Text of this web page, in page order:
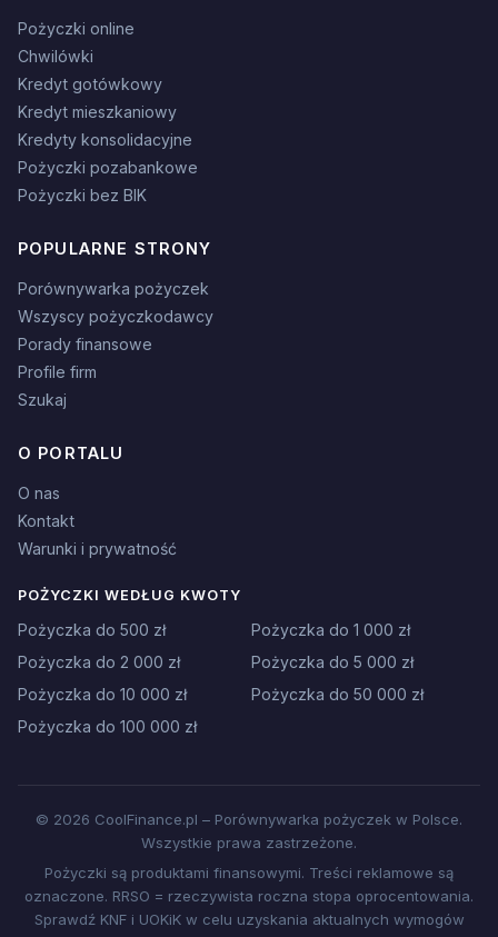
Pożyczki online
Chwilówki
Kredyt gotówkowy
Kredyt mieszkaniowy
Kredyty konsolidacyjne
Pożyczki pozabankowe
Pożyczki bez BIK
POPULARNE STRONY
Porównywarka pożyczek
Wszyscy pożyczkodawcy
Porady finansowe
Profile firm
Szukaj
O PORTALU
O nas
Kontakt
Warunki i prywatność
POŻYCZKI WEDŁUG KWOTY
Pożyczka do 500 zł
Pożyczka do 1 000 zł
Pożyczka do 2 000 zł
Pożyczka do 5 000 zł
Pożyczka do 10 000 zł
Pożyczka do 50 000 zł
Pożyczka do 100 000 zł
© 2026 CoolFinance.pl – Porównywarka pożyczek w Polsce.
Wszystkie prawa zastrzeżone.
Pożyczki są produktami finansowymi. Treści reklamowe są
oznaczone. RRSO = rzeczywista roczna stopa oprocentowania.
Sprawdź KNF i UOKiK w celu uzyskania aktualnych wymogów